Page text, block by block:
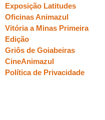
Exposição Latitudes
Oficinas Animazul
Vitória a Minas Primeira
Edição
Griôs de Goiabeiras
CineAnimazul
Política de Privacidade